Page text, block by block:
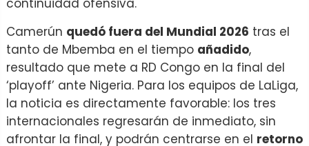
continuidad ofensiva.
Camerún quedó fuera del Mundial 2026 tras el
tanto de Mbemba en el tiempo añadido,
resultado que mete a RD Congo en la final del
‘playoff’ ante Nigeria. Para los equipos de LaLiga,
la noticia es directamente favorable: los tres
internacionales regresarán de inmediato, sin
afrontar la final, y podrán centrarse en el retorno